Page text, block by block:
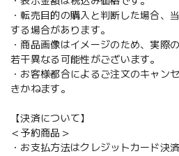
・転売目的の購入と判断した場合、
する場合があります。
・商品画像はイメージのため、実際
若干異なる可能性がございます。
・お客様都合によるご注文のキャン
きかねます。
【決済について】
＜予約商品＞
・お支払方法はクレジットカード決